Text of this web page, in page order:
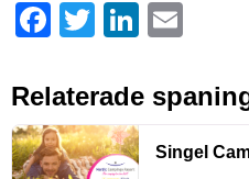
FacebookTwitter LinkedIn
Relaterade
Singel